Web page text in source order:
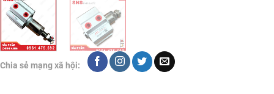
Chia sẻ mạng xã hội: